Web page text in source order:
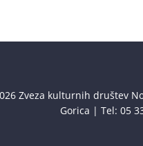
Zveza kulturnih društev
Gorica | Tel: 05